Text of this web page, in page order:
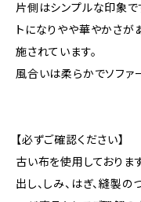
片側はシンプルな印象で
トになりやや華やかさが
施されています。
風合いは柔らかでソファ
【必ずご確認ください】
古い布を使用しておりま
出し、しみ、はぎ、縫製